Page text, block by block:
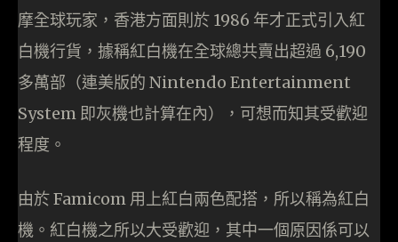
摩全球玩家，香港方面則於 1986 年才正式引入紅
白機行貨，據稱紅白機在全球總共賣出超過 6,190
多萬部（連美版的 Nintendo Entertainment
System 即灰機也計算在內），可想而知其受歡迎
程度。
由於 Famicom 用上紅白兩色配搭，所以稱為紅白
機。紅白機之所以大受歡迎，其中一個原因係可以